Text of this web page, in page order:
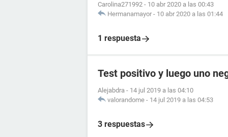
Carolina271992 - 10 abr 2020 a las 00:43
Hermanamayor - 10 abr 2020 a las 01:44
1 respuesta
Test positivo y luego uno
Alejabdra - 14 jul 2019 a las 04:10
valorandome - 14 jul 2019 a las 04:53
3 respuestas